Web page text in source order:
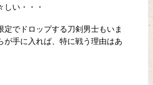
しい・・・
定でドロップする刀剣男士もいま
が手に入れば、特に戦う理由はあ